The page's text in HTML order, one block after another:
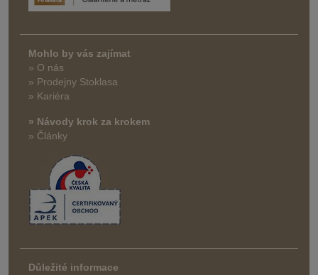
Mohlo by vás zajímat
» O nás
» Prodejny Stoklasa
» Kariéra
» Návody krok za krokem
» Články
Důležité informace